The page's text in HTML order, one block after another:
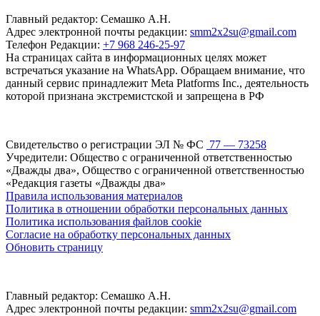
Главный редактор: Семашко А.Н.
Адрес электронной почты редакции: smm2x2su@gmail.com
Телефон Редакции: +7 968 246-25-97
На страницах сайта в информационных целях может
встречаться указание на WhatsApp. Обращаем внимание, что
данный сервис принадлежит Meta Platforms Inc., деятельность
которой признана экстремистской и запрещена в РФ
Свидетельство о регистрации ЭЛ № ФС 77 — 73258
Учредители: Общество с ограниченной ответственностью
«Дважды два», Общество с ограниченной ответственностью
«Редакция газеты «Дважды два»
Правила использования материалов
Политика в отношении обработки персональных данных
Политика использования файлов cookie
Согласие на обработку персональных данных
Обновить страницу
Главный редактор: Семашко А.Н.
Адрес электронной почты редакции: smm2x2su@gmail.com